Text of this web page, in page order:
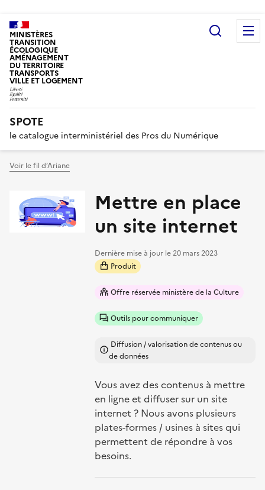
MINISTÈRES
TRANSITION
ÉCOLOGIQUE
AMÉNAGEMENT
DU TERRITOIRE
TRANSPORTS
VILLE ET LOGEMENT
SPOTE
le catalogue interministériel des Pros du Numérique
Voir le fil d’Ariane
Mettre en place
un site internet
Dernière mise à jour le20 mars 2023
Produit
Offre réservée ministère de la Culture
Outils pour communiquer
Diffusion / valorisation de contenus ou
de données
Vous avez des contenus à mettre
en ligne et diffuser sur un site
internet ? Nous avons plusieurs
plates-formes / usines à sites qui
permettent de répondre à vos
besoins.